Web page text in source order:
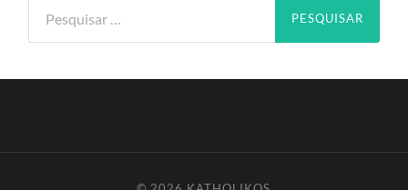
por: